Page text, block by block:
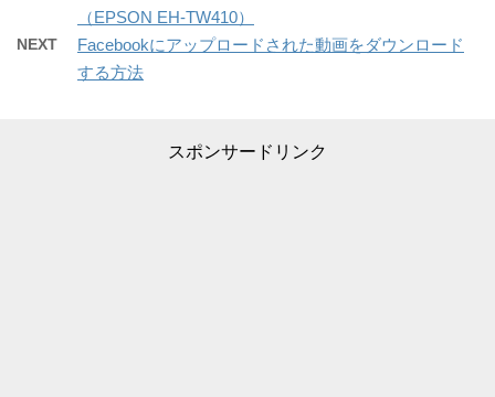
（EPSON EH-TW410）
NEXT
Facebookにアップロードされた動画をダウンロード
する方法
スポンサードリンク